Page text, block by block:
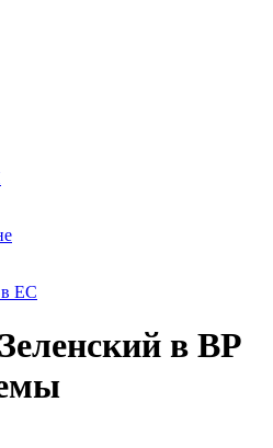
ЕС
в ВР